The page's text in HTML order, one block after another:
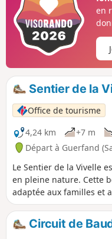
de trois habitants du
En hommage, un
avec les pierres des
souvenir de ces
entre patrimoine,
en
Sentier de la
Office de tourisme
4,24 km
+7 m
Départ à Guerfand
Le Sentier de la Vivelle
en pleine nature. Cette
adaptée aux familles et
Bois de Guerfand. Le
rend accessible à tous
enfants. C'est un
Circuit de